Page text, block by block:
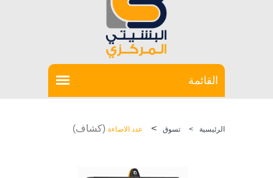
الرئيسية > تسوق > عدد الاضاءة (كشاف)